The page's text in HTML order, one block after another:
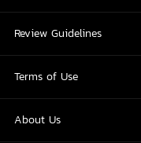
Review Guidelines
Terms of Use
About Us